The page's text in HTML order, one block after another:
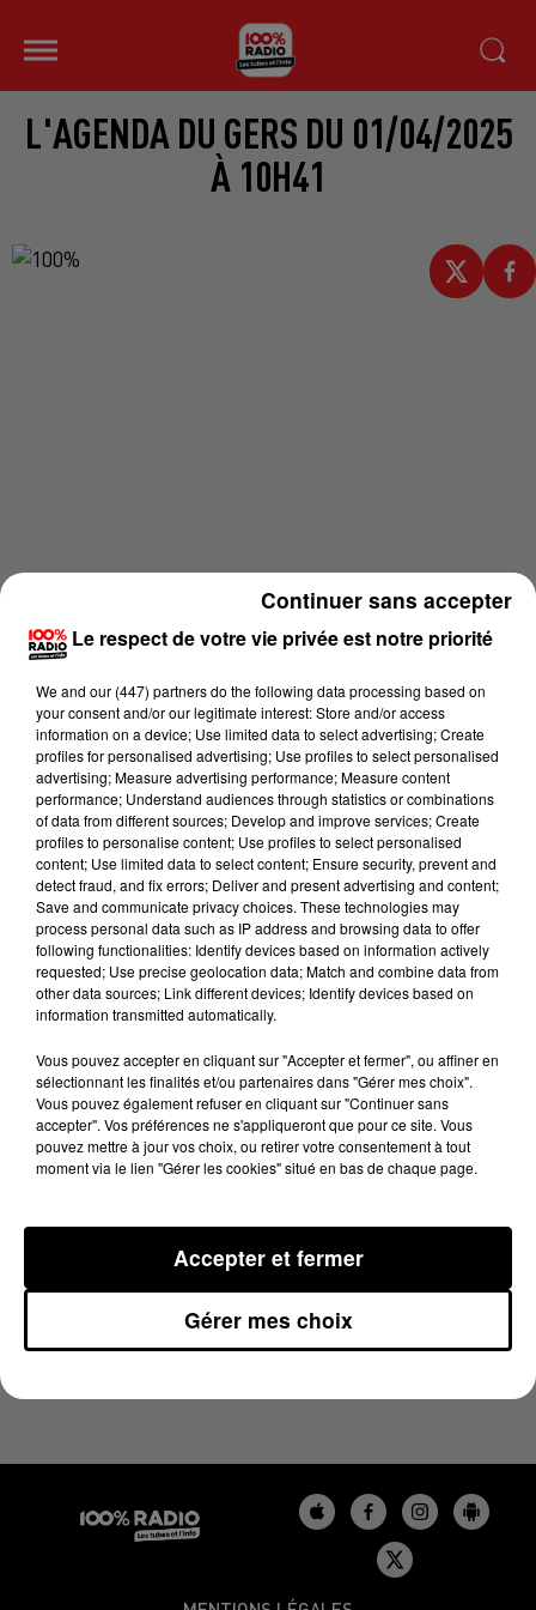
L'AGENDA DU GERS DU 01/04/2025
À 10H41
Lecture (1 min 12 sec)
100%
1er avril 2025 - 1 min 12 sec
L'AGENDA DU GERS DU 01/04/2025 À 10H41
Le respect de votre vie privée est notre priorité
We and our (447) partnersdo the following data processing based on
your consent and/or our legitimate interest: Store and/or access
information on a device; Use limited data to select advertising; Create
profiles for personalised advertising; Use profiles to select personalised
advertising; Measure advertising performance; Measure content
performance; Understand audiences through statistics or combinations
of data from different sources; Develop and improve services; Create
profiles to personalise content; Use profiles to select personalised
content; Use limited data to select content; Ensure security, prevent and
detect fraud, and fix errors; Deliver and present advertising and content;
Save and communicate privacy choices. These technologies may
process personal data such as IP address and browsing data to offer
following functionalities: Identify devices based on information actively
requested; Use precise geolocation data; Match and combine data from
other data sources; Link different devices; Identify devices based on
information transmitted automatically.
Vous pouvez accepter en cliquant sur "Accepter et fermer", ou affiner en
sélectionnant les finalités et/ou partenaires dans "Gérer mes choix".
Vous pouvez également refuser en cliquant sur "Continuer sans
accepter". Vos préférences ne s'appliqueront que pour ce site. Vous
pouvez mettre à jour vos choix, ou retirer votre consentement à tout
moment via le lien "Gérer les cookies" situé en bas de chaque page.
Gérer mes choix
Accepter et fermer
Continuer sans accepter